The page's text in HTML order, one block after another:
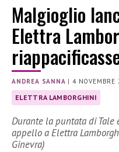
Malgioglio
Elettra
ANDREA SANNA |4 NOVEMBRE
ELETTRA LAMBORGHINI
Durante la puntata di Tale
appello a Elettra
Ginevra)